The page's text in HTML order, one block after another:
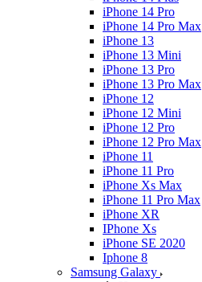
iPhone 14 Pro
iPhone 14 Pro Max
iPhone 13
iPhone 13 Mini
iPhone 13 Pro
iPhone 13 Pro Max
iPhone 12
iPhone 12 Mini
iPhone 12 Pro
iPhone 12 Pro Max
iPhone 11
iPhone 11 Pro
iPhone Xs Max
iPhone 11 Pro Max
iPhone XR
IPhone Xs
iPhone SE 2020
Iphone 8
Samsung Galaxy